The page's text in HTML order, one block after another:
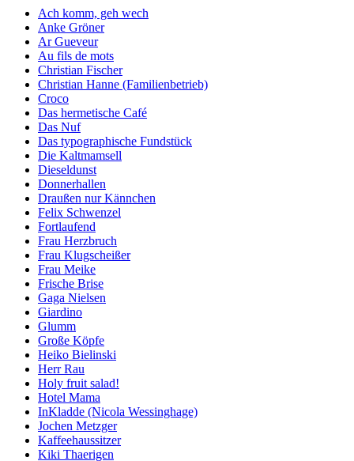
Ach komm, geh wech
Anke Gröner
Ar Gueveur
Au fils de mots
Christian Fischer
Christian Hanne (Familienbetrieb)
Croco
Das hermetische Café
Das Nuf
Das typographische Fundstück
Die Kaltmamsell
Dieseldunst
Donnerhallen
Draußen nur Kännchen
Felix Schwenzel
Fortlaufend
Frau Herzbruch
Frau Klugscheißer
Frau Meike
Frische Brise
Gaga Nielsen
Giardino
Glumm
Große Köpfe
Heiko Bielinski
Herr Rau
Holy fruit salad!
Hotel Mama
InKladde (Nicola Wessinghage)
Jochen Metzger
Kaffeehaussitzer
Kiki Thaerigen